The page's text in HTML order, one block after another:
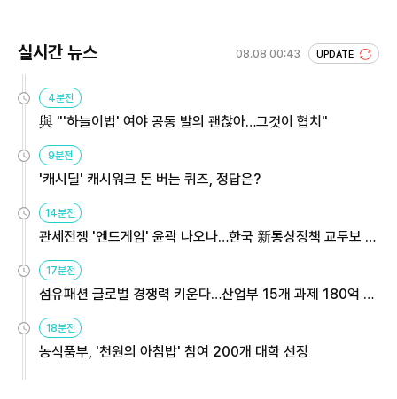
실시간 뉴스 08.08 00:43 UPDATE
4분전
與 "'하늘이법' 여야 공동 발의 괜찮아…그것이 협치"
9분전
'캐시딜' 캐시워크 돈 버는 퀴즈, 정답은?
14분전
관세전쟁 '엔드게임' 윤곽 나오나…한국 新통상정책 교두보 활
17분전
섬유패션 글로벌 경쟁력 키운다…산업부 15개 과제 180억 지
18분전
농식품부, '천원의 아침밥' 참여 200개 대학 선정